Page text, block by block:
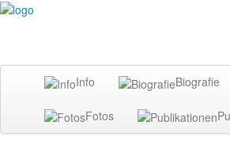
Info Biografie
Fotos